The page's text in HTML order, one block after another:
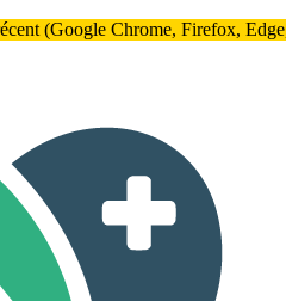
(Google Chrome, Firefox,